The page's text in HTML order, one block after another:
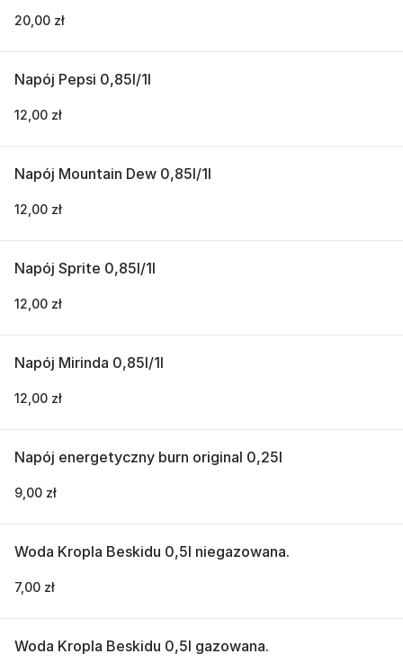
20,00 zł
Napój Pepsi 0,85l/1l
12,00 zł
Napój Mountain Dew 0,85l/1l
12,00 zł
Napój Sprite 0,85l/1l
12,00 zł
Napój Mirinda 0,85l/1l
12,00 zł
Napój energetyczny burn original 0,25l
9,00 zł
Woda Kropla Beskidu 0,5l niegazowana.
7,00 zł
Woda Kropla Beskidu 0,5l gazowana.